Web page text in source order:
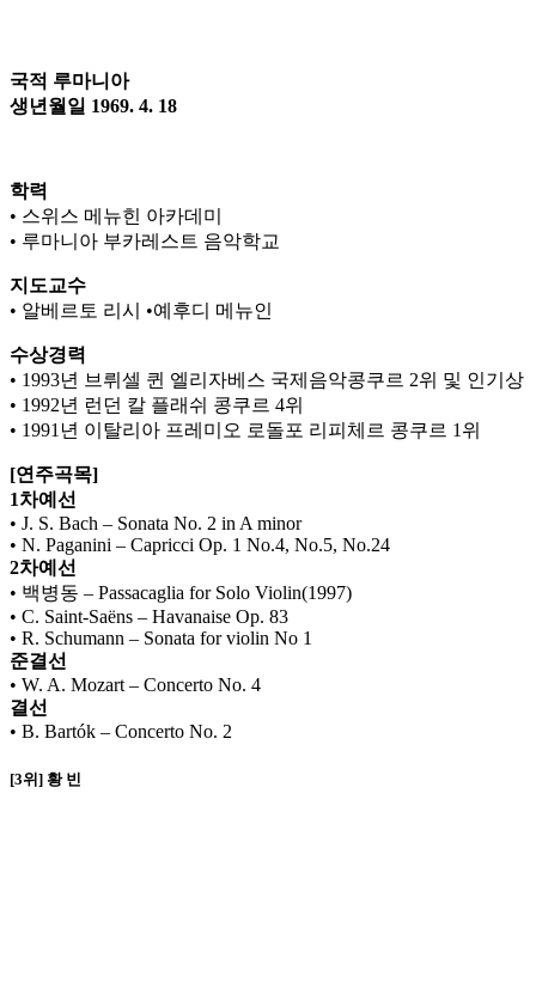
국적 루마니아
생년월일 1969. 4. 18
학력
• 스위스 메뉴힌 아카데미
• 루마니아 부카레스트 음악학교
지도교수
• 알베르토 리시 •예후디 메뉴인
수상경력
• 1993년 브뤼셀 퀸 엘리자베스 국제음악콩쿠르 2위 및 인기상
• 1992년 런던 칼 플래쉬 콩쿠르 4위
• 1991년 이탈리아 프레미오 로돌포 리피체르 콩쿠르 1위
[연주곡목]
1차예선
• J. S. Bach – Sonata No. 2 in A minor
• N. Paganini – Capricci Op. 1 No.4, No.5, No.24
2차예선
• 백병동 – Passacaglia for Solo Violin(1997)
• C. Saint-Saëns – Havanaise Op. 83
• R. Schumann – Sonata for violin No 1
준결선
• W. A. Mozart – Concerto No. 4
결선
• B. Bartók – Concerto No. 2
[3위] 황 빈